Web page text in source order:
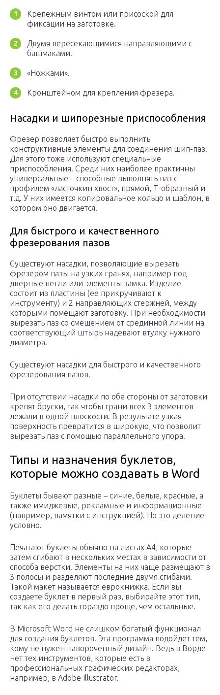
Крепежным винтом или присоской для
фиксации на заготовке.
Двумя пересекающимися направляющими с
башмаками.
«Ножками».
Кронштейном для крепления фрезера.
Насадки и шипорезные приспособления
Фрезер позволяет быстро выполнить
конструктивные элементы для соединения шип-паз.
Для этого тоже используют специальные
приспособления. Среди них наиболее практичны
универсальные – способные выполнять паз с
профилем «ласточкин хвост», прямой, Т-образный и
т.д. У них имеется копировальное кольцо и шаблон, в
котором оно двигается.
Для быстрого и качественного
фрезерования пазов
Существуют насадки, позволяющие вырезать
фрезером пазы на узких гранях, например под
дверные петли или элементы замка. Изделие
состоит из пластины (ее прикручивают к
инструменту) и 2 направляющих стержней, между
которыми помещают заготовку. При необходимости
вырезать паз со смещением от срединной линии на
соответствующий штырь надевают втулку нужного
диаметра.
Существуют насадки для быстрого и качественного
фрезерования пазов.
При отсутствии насадки по обе стороны от заготовки
крепят бруски, так чтобы грани всех 3 элементов
лежали в одной плоскости. В результате узкая
поверхность превратится в широкую, что позволит
вырезать паз с помощью параллельного упора.
Типы и назначения буклетов,
которые можно создавать в Word
Буклеты бывают разные – синие, белые, красные, а
также имиджевые, рекламные и информационные
(например, памятки с инструкцией). Но это деление
условно.
Печатают буклеты обычно на листах А4, которые
затем сгибают в нескольких местах в зависимости от
способа верстки. Элементы на них чаще размещают в
3 полосы и разделяют последние двумя сгибами.
Такой макет называется еврокнижка. Если вы
создаете буклет в первый раз, выбирайте этот тип,
так как его делать гораздо проще, чем остальные.
В Microsoft Word не слишком богатый функционал
для создания буклетов. Эта программа подойдет тем,
кому не нужен навороченный дизайн. Ведь в Ворде
нет тех инструментов, которые есть в
профессиональных графических редакторах,
например, в Adobe Illustrator.